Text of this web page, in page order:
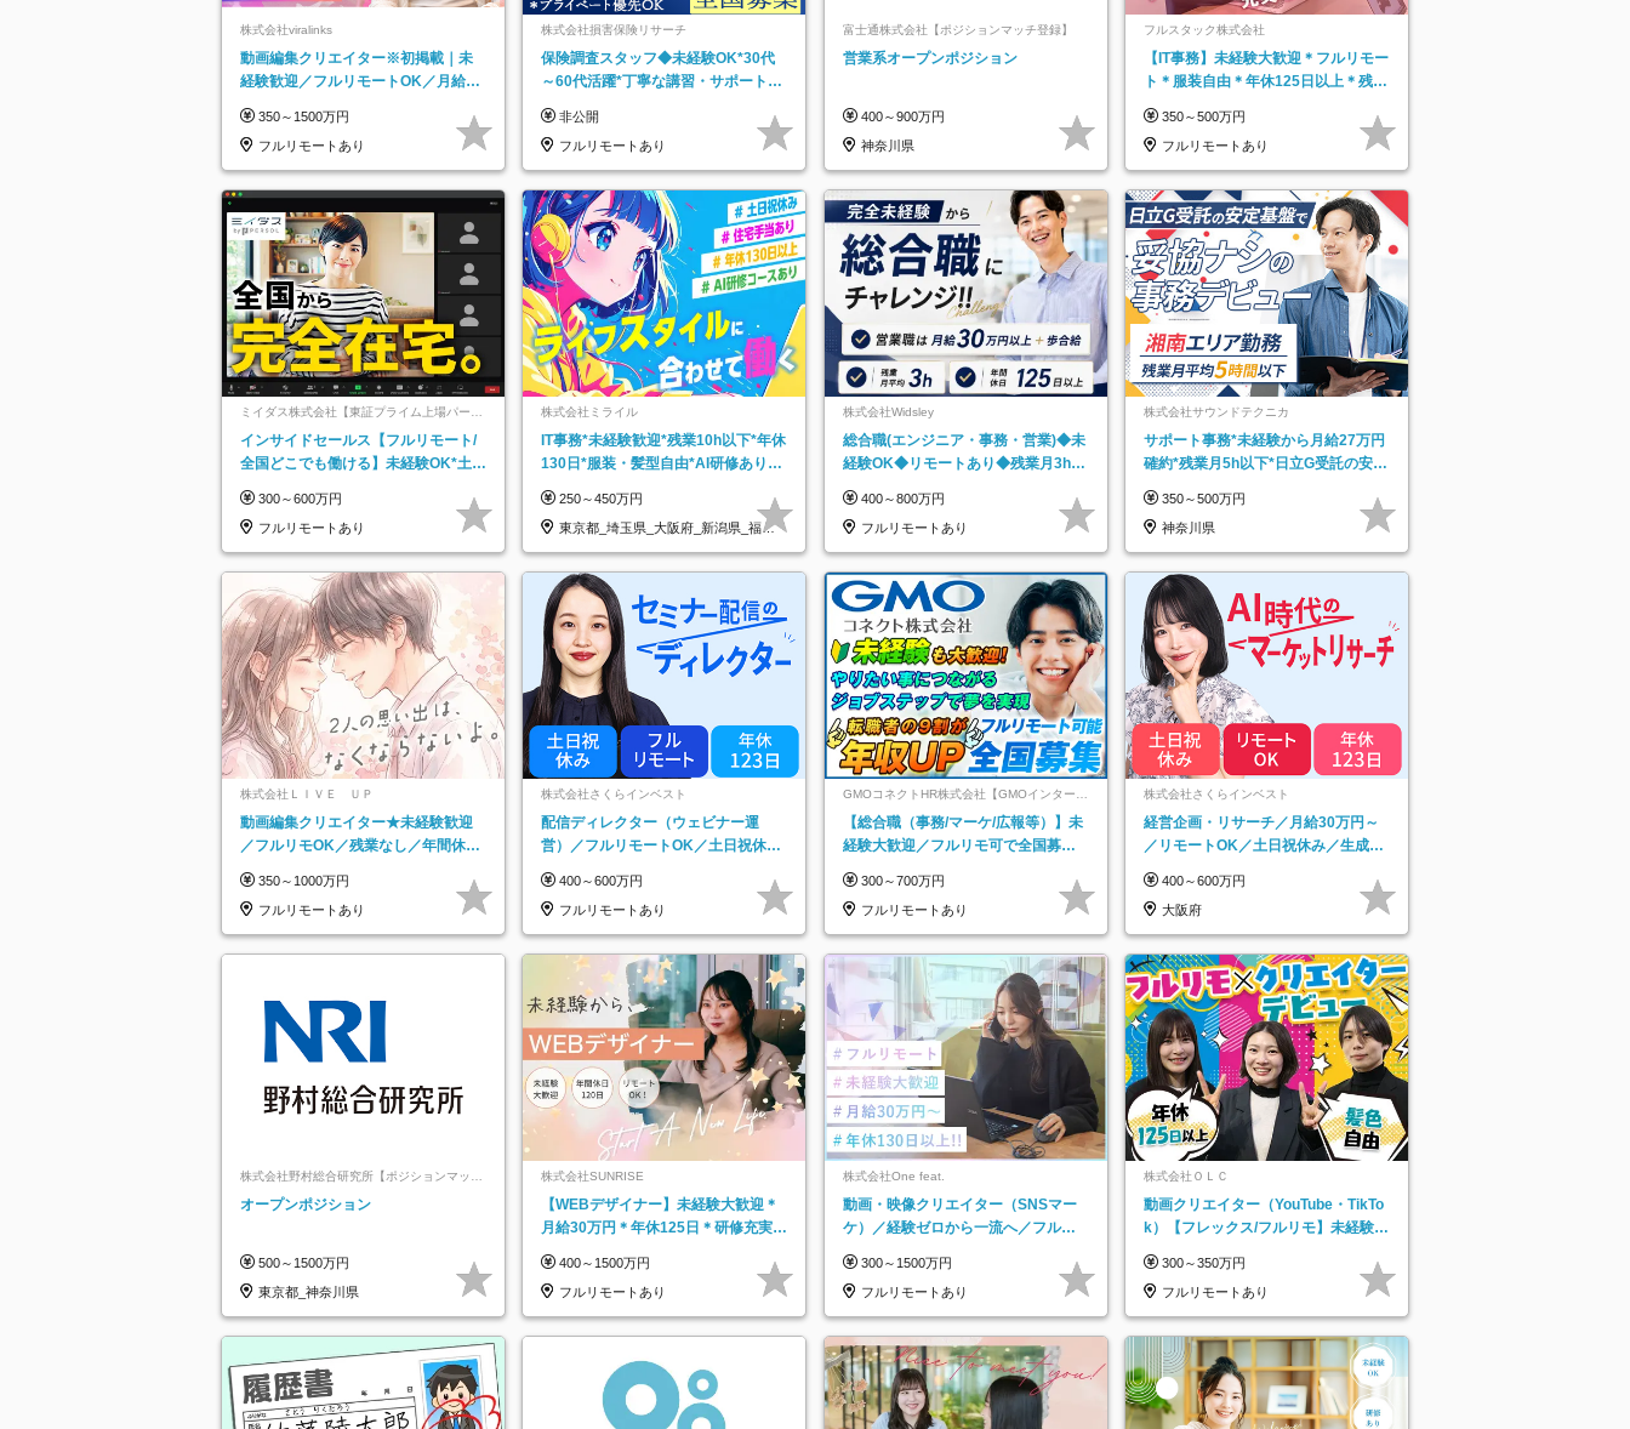
株式会社viralinks
動画編集クリエイター※初掲載｜未
経験歓迎／フルリモートOK／月給32
350～1500万円
フルリモートあり
株式会社損害保険リサーチ
保険調査スタッフ◆未経験OK*30代
～60代活躍*丁寧な講習・サポートあ
託
非公開
フルリモートあり
富士通株式会社【ポジションマッチ登録】
営業系オープンポジション
400～900万円
神奈川県
フルスタック株式会社
【IT事務】未経験大歓迎＊フルリモー
ト＊服装自由＊年休125日以上＊残業
350～500万円
フルリモートあり
ミイダス株式会社【東証プライム上場パーソ
インサイドセールス【フルリモート/
全国どこでも働ける】未経験OK*土日
300～600万円
フルリモートあり
株式会社ミライル
IT事務*未経験歓迎*残業10h以下*年休
130日*服装・髪型自由*AI研修あり*
250～450万円
東京都_埼玉県_大阪府_新潟県_福岡
県
株式会社Widsley
総合職(エンジニア・事務・営業)◆未
経験OK◆リモートあり◆残業月3h◆
400～800万円
フルリモートあり
株式会社サウンドテクニカ
サポート事務*未経験から月給27万円
確約*残業月5h以下*日立G受託の安定
350～500万円
神奈川県
株式会社ＬＩＶＥ ＵＰ
動画編集クリエイター★未経験歓迎
／フルリモOK／残業なし／年間休日
実で安心
350～1000万円
フルリモートあり
株式会社さくらインベスト
配信ディレクター（ウェビナー運
営）／フルリモートOK／土日祝休み
400～600万円
フルリモートあり
GMOコネクトHR株式会社【GMOインターネ
ットグループ】
【総合職（事務/マーケ/広報等）】未
経験大歓迎／フルリモ可で全国募
★
300～700万円
フルリモートあり
株式会社さくらインベスト
経営企画・リサーチ／月給30万円～
／リモートOK／土日祝休み／生成AI
400～600万円
大阪府
株式会社野村総合研究所【ポジションマッチ
オープンポジション
500～1500万円
東京都_神奈川県
株式会社SUNRISE
【WEBデザイナー】未経験大歓迎＊
月給30万円＊年休125日＊研修充実＊
400～1500万円
フルリモートあり
株式会社One feat.
動画・映像クリエイター（SNSマー
ケ）／経験ゼロから一流へ／フルリ
日以上
300～1500万円
フルリモートあり
株式会社ＯＬＣ
動画クリエイター（YouTube・TikTo
k）【フレックス/フルリモ】未経験O
300～350万円
フルリモートあり